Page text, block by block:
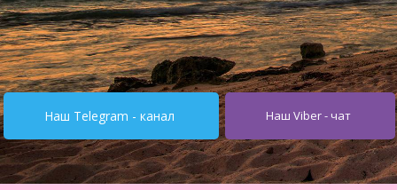
Travel-sim
Страны
Турция от $195
Кипр от $251
Египет от $252
Наш Telegram - канал Наш Viber - чат